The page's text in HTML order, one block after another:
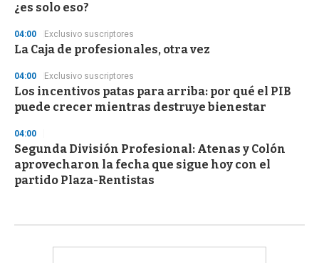
¿es solo eso?
04:00 Exclusivo suscriptores
La Caja de profesionales, otra vez
04:00 Exclusivo suscriptores
Los incentivos patas para arriba: por qué el PIB
puede crecer mientras destruye bienestar
04:00
Segunda División Profesional: Atenas y Colón
aprovecharon la fecha que sigue hoy con el
partido Plaza-Rentistas